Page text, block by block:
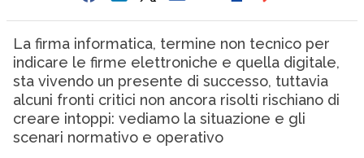
La firma informatica, termine non tecnico per
indicare le firme elettroniche e quella digitale,
sta vivendo un presente di successo, tuttavia
alcuni fronti critici non ancora risolti rischiano di
creare intoppi: vediamo la situazione e gli
scenari normativo e operativo